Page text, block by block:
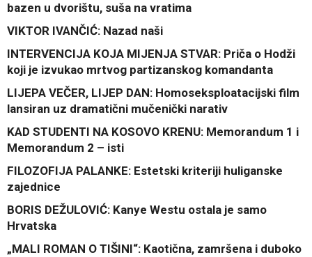
bazen u dvorištu, suša na vratima
VIKTOR IVANČIĆ: Nazad naši
INTERVENCIJA KOJA MIJENJA STVAR: Priča o Hodži
koji je izvukao mrtvog partizanskog komandanta
LIJEPA VEČER, LIJEP DAN: Homoseksploatacijski film
lansiran uz dramatični mučenički narativ
KAD STUDENTI NA KOSOVO KRENU: Memorandum 1 i
Memorandum 2 – isti
FILOZOFIJA PALANKE: Estetski kriteriji huliganske
zajednice
BORIS DEŽULOVIĆ: Kanye Westu ostala je samo
Hrvatska
„MALI ROMAN O TIŠINI“: Kaotična, zamršena i duboko